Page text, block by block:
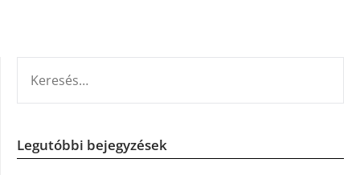
Legutóbbi bejegyzések